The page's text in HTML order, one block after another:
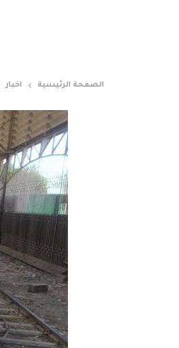
الصفحة الرئيسية اخبار